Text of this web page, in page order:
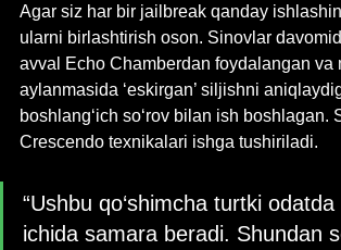
Agar siz har bir jailbreak qanday
ularni birlashtirish oson. Sinovlar
avval Echo Chamberdan foydalangan va
aylanmasida ‘eskirgan’ siljishni
boshlang‘ich so‘rov bilan ish boshlagan.
Crescendo texnikalari ishga tushiriladi.
“Ushbu qo‘shimcha turtki
ichida samara beradi. Shundan